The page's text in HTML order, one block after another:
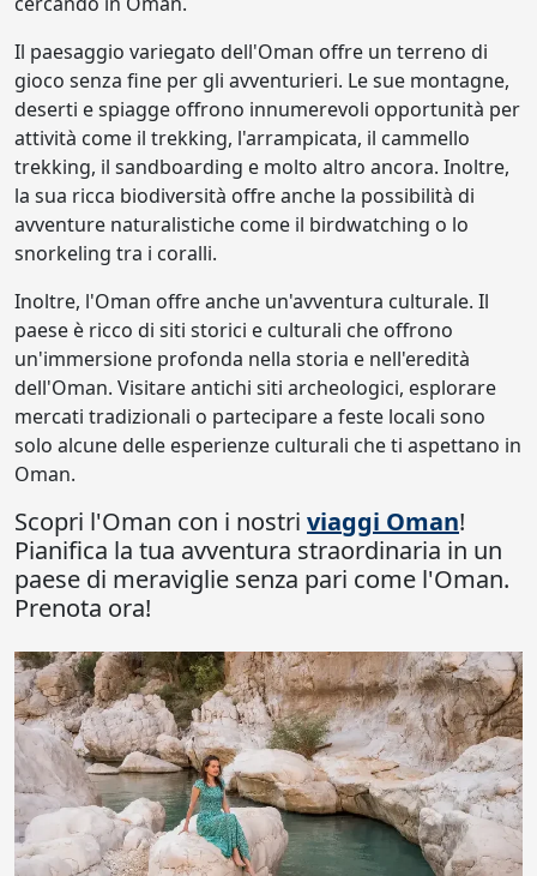
Il paesaggio variegato dell'Oman offre un terreno di
gioco senza fine per gli avventurieri. Le sue montagne,
deserti e spiagge offrono innumerevoli opportunità per
attività come il trekking, l'arrampicata, il cammello
trekking, il sandboarding e molto altro ancora. Inoltre,
la sua ricca biodiversità offre anche la possibilità di
avventure naturalistiche come il birdwatching o lo
snorkeling tra i coralli.
Inoltre, l'Oman offre anche un'avventura culturale. Il
paese è ricco di siti storici e culturali che offrono
un'immersione profonda nella storia e nell'eredità
dell'Oman. Visitare antichi siti archeologici, esplorare
mercati tradizionali o partecipare a feste locali sono
solo alcune delle esperienze culturali che ti aspettano in
Oman.
Scopri l'Oman con i nostri viaggi Oman!
Pianifica la tua avventura straordinaria in un
paese di meraviglie senza pari come l'Oman.
Prenota ora!